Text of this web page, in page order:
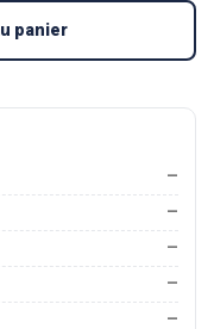
panier
—
—
—
—
—